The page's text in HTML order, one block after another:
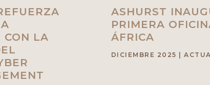
CON LA
ASHURST
PRIMERA
ÁFRICA
DICIEMBRE 2025